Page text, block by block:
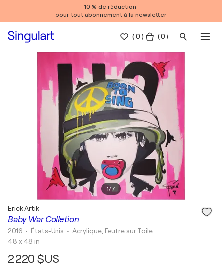
10 % de réduction
pour tout abonnement à la newsletter
(0 ) ( 0 )
1/7
Baby War Colletion
Erick Artik
2016 • États-Unis • Acrylique, Feutre sur Toile
48 x 48 in
2 220 $US